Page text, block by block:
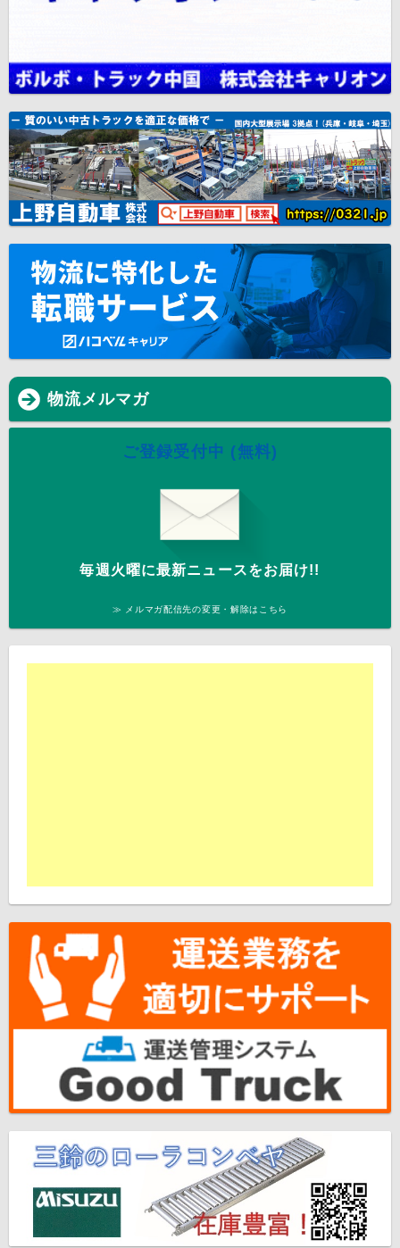
物流メルマガ
ご登録受付中 (無料)
毎週火曜に最新ニュースをお届け!!
≫ メルマガ配信先の変更・解除はこちら